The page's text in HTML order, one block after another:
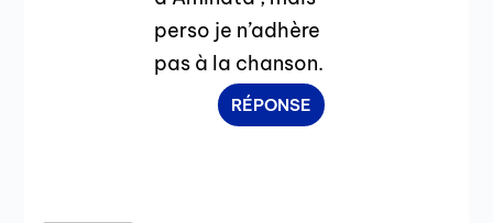
perso je n’adhère
pas à la chanson.
RÉPONSE